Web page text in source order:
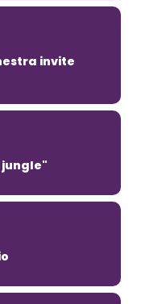
invite
jungle"